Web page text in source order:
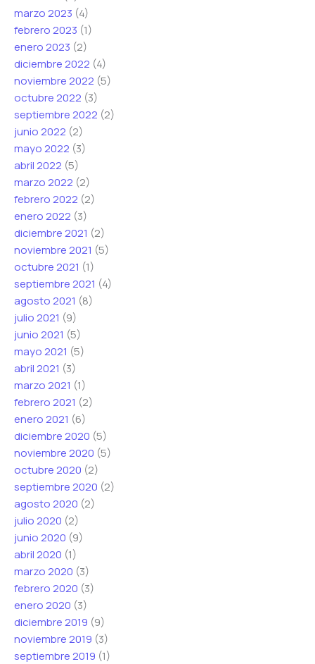
marzo 2023 (4)
febrero 2023 (1)
enero 2023 (2)
diciembre 2022 (4)
noviembre 2022 (5)
octubre 2022 (3)
septiembre 2022 (2)
junio 2022 (2)
mayo 2022 (3)
abril 2022 (5)
marzo 2022 (2)
febrero 2022 (2)
enero 2022 (3)
diciembre 2021 (2)
noviembre 2021 (5)
octubre 2021 (1)
septiembre 2021 (4)
agosto 2021 (8)
julio 2021 (9)
junio 2021 (5)
mayo 2021 (5)
abril 2021 (3)
marzo 2021 (1)
febrero 2021 (2)
enero 2021 (6)
diciembre 2020 (5)
noviembre 2020 (5)
octubre 2020 (2)
septiembre 2020 (2)
agosto 2020 (2)
julio 2020 (2)
junio 2020 (9)
abril 2020 (1)
marzo 2020 (3)
febrero 2020 (3)
enero 2020 (3)
diciembre 2019 (9)
noviembre 2019 (3)
septiembre 2019 (1)